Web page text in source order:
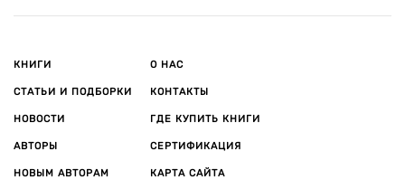
КНИГИ
СТАТЬИ И ПОДБОРКИ
НОВОСТИ
АВТОРЫ
НОВЫМ АВТОРАМ
О НАС
КОНТАКТЫ
ГДЕ КУПИТЬ КНИГИ
СЕРТИФИКАЦИЯ
КАРТА САЙТА